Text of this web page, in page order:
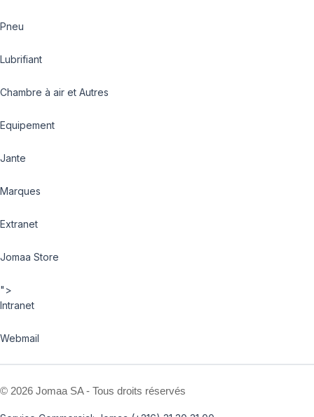
Pneu
Lubrifiant
Chambre à air et Autres
Equipement
Jante
Marques
Extranet
Jomaa Store
">
Intranet
Webmail
© 2026 Jomaa SA - Tous droits réservés